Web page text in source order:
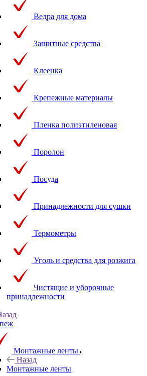
Ведра для дома
Защитные средства
Клеенка
Крепежные материалы
Пленка полиэтиленовая
Поролон
Посуда
Принадлежности для сушки
Термометры
Уголь и средства для розжига
Чистящие и уборочные
принадлежности
Монтажные ленты
Назад
Монтажные ленты